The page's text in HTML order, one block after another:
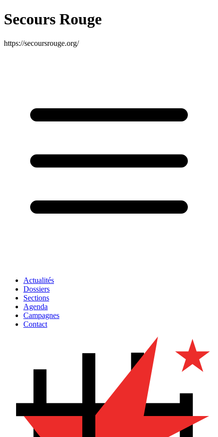
Secours Rouge
https://secoursrouge.org/
Actualités
Dossiers
Sections
Agenda
Campagnes
Contact